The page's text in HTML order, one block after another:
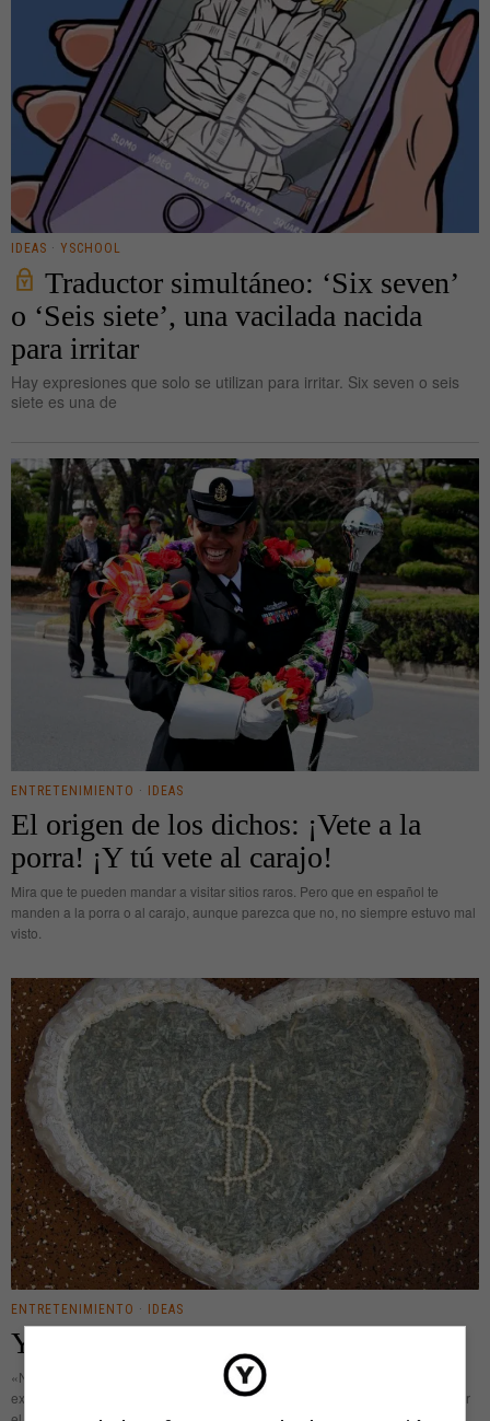
IDEAS · YSCHOOL
Traductor simultáneo: ‘Six seven’
o ‘Seis siete’, una vacilada nacida
para irritar
Hay expresiones que solo se utilizan para irritar. Six seven o seis
siete es una de
ENTRETENIMIENTO · IDEAS
El origen de los dichos: ¡Vete a la
porra! ¡Y tú vete al carajo!
Mira que te pueden mandar a visitar sitios raros. Pero que en español te
manden a la porra o al carajo, aunque parezca que no, no siempre estuvo mal
visto.
ENTRETENIMIENTO · IDEAS
Y tú más: ¡Hortera!
«No hay hortera sin riñonera», dice la voz popular. Sobran las palabras para
explicar a qué nos referimos. No hace falta acudir al diccionario para adivinar